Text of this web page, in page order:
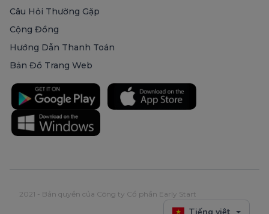
Câu Hỏi Thường Gặp
Cộng Đồng
Hướng Dẫn Thanh Toán
Bản Đồ Trang Web
2021 - Bản quyền của Công ty Cổ phần Early Start